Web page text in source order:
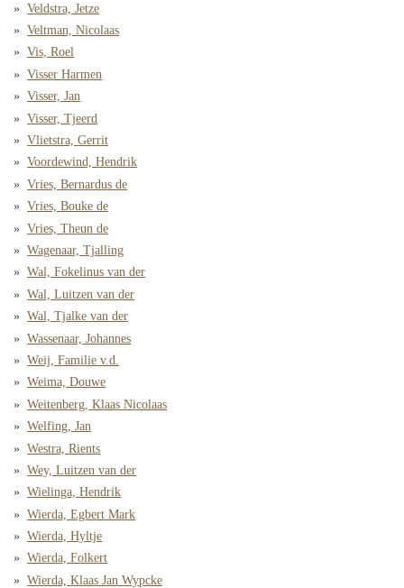
Veldstra, Jetze
Veltman, Nicolaas
Vis, Roel
Visser Harmen
Visser, Jan
Visser, Tjeerd
Vlietstra, Gerrit
Voordewind, Hendrik
Vries, Bernardus de
Vries, Bouke de
Vries, Theun de
Wagenaar, Tjalling
Wal, Fokelinus van der
Wal, Luitzen van der
Wal, Tjalke van der
Wassenaar, Johannes
Weij, Familie v.d.
Weima, Douwe
Weitenberg, Klaas Nicolaas
Welfing, Jan
Westra, Rients
Wey, Luitzen van der
Wielinga, Hendrik
Wierda, Egbert Mark
Wierda, Hyltje
Wierda, Folkert
Wierda, Klaas Jan Wypcke